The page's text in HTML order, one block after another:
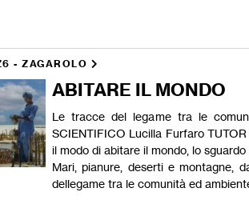
- ZAGAROLO
ABITARE IL MONDO
Le tracce del legame tra le
SCIENTIFICO Lucilla Furfaro
il modo di abitare il mondo, lo
Mari, pianure, deserti e montagne,
dellegame tra le comunità ed